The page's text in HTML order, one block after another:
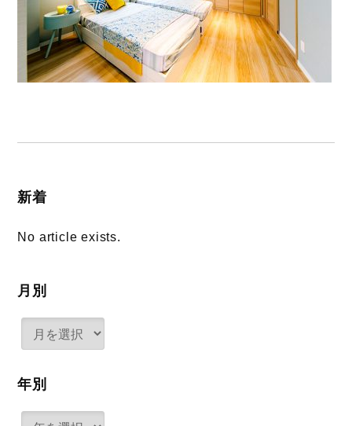
新着
No article exists.
月別
年別